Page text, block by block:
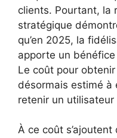
clients. Pourtant, la
stratégique
qu’en 2025, la
apporte un
Le coût pour
désormais estimé à
retenir un utilisateur
À ce coût